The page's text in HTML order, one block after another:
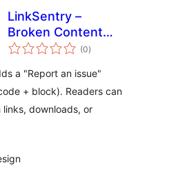
LinkSentry –
Broken Content
Reporter
(0tổng
đánh
)
a "Report an issue"
+ block). Readers can
downloads, or